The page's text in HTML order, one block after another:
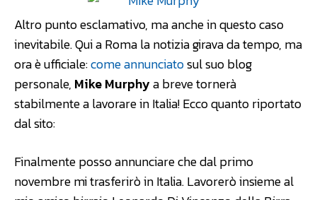
Altro punto esclamativo, ma anche in questo caso
inevitabile. Qui a Roma la notizia girava da tempo, ma
ora è ufficiale:come annunciatosul suo blog
personale, Mike Murphya breve tornerà
stabilmente a lavorare in Italia! Ecco quanto riportato
dal sito:
Finalmente posso annunciare che dal primo
novembre mi trasferirò in Italia. Lavorerò insieme al